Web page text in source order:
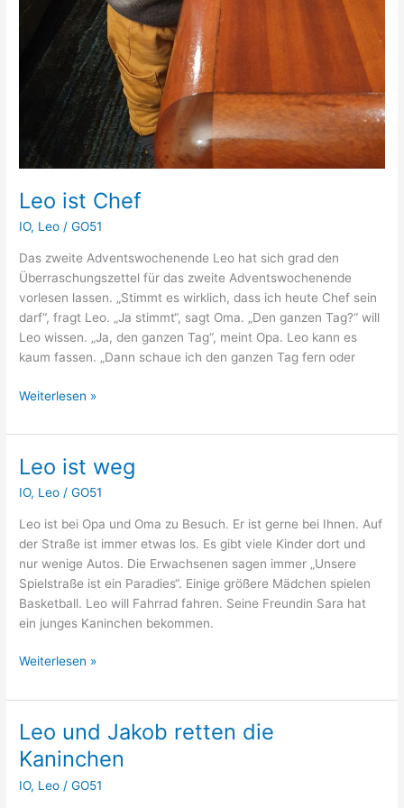
Leo ist Chef
IO, Leo /GO51
Das zweite Adventswochenende Leo hat sich grad den
Überraschungszettel für das zweite Adventswochenende
vorlesen lassen. „Stimmt es wirklich, dass ich heute Chef sein
darf“, fragt Leo. „Ja stimmt“, sagt Oma. „Den ganzen Tag?“ will
Leo wissen. „Ja, den ganzen Tag“, meint Opa. Leo kann es
kaum fassen. „Dann schaue ich den ganzen Tag fern oder
Leo
Chef
Weiterlesen »
Leo ist weg
IO, Leo /GO51
Leo ist bei Opa und Oma zu Besuch. Er ist gerne bei Ihnen. Auf
der Straße ist immer etwas los. Es gibt viele Kinder dort und
nur wenige Autos. Die Erwachsenen sagen immer „Unsere
Spielstraße ist ein Paradies“. Einige größere Mädchen spielen
Basketball. Leo will Fahrrad fahren. Seine Freundin Sara hat
ein junges Kaninchen bekommen.
Leo
weg
Weiterlesen »
Leo und Jakob retten die
Kaninchen
IO, Leo /GO51